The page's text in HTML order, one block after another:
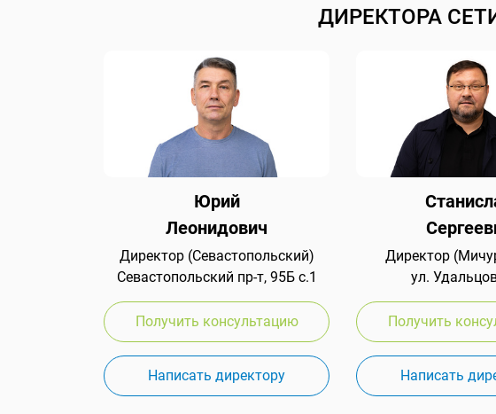
ДИРЕКТОРА
Юрий
Леонидович
Директор (Севастопольский)
Севастопольский пр-т, 95Б с.1
Получить консультацию
Написать директору
Директор
ул.
Получить
Написать